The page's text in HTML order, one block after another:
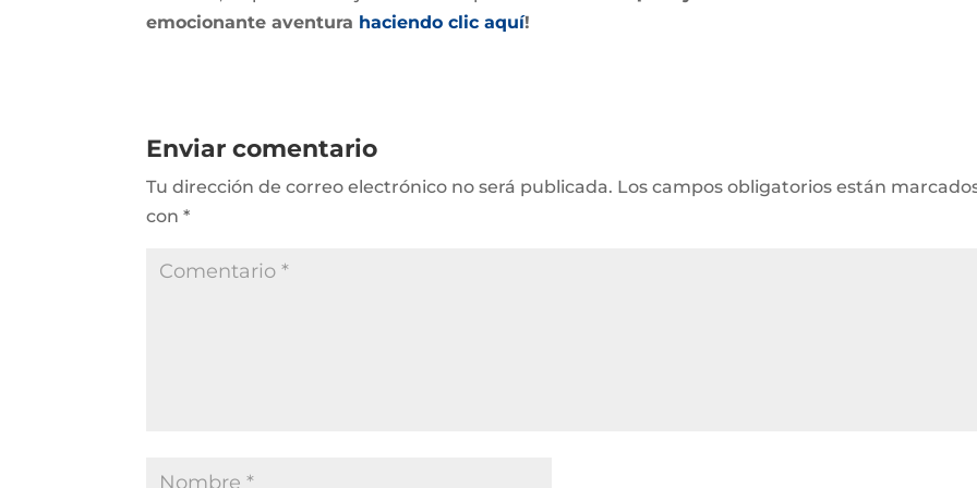
emocionante aventura haciendo clic aquí!
Enviar comentario
Tu dirección de correo electrónico no será publicada. Los campos obligatorios están
con*